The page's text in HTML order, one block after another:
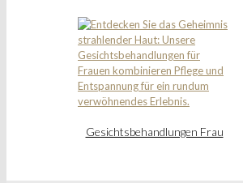
Gesichtsbehandlungen Frau